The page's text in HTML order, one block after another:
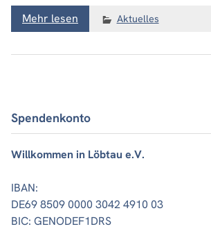
Mehr lesen Aktuelles
Spendenkonto
Willkommen in Löbtau e.V.
IBAN:
DE69 8509 0000 3042 4910 03
BIC: GENODEF1DRS